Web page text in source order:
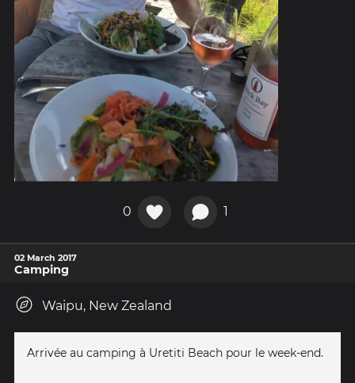
0 1
02 March 2017
Camping
Waipu, New Zealand
Arrivée au camping à Uretiti Beach pour le week-end.